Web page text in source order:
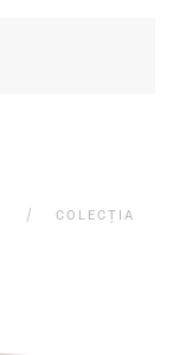
COLECȚIA